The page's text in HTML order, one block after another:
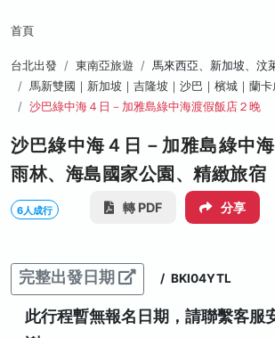
首頁
台北出發 東南亞旅遊
馬來西亞、新加坡、汶
馬新雙國｜新加坡｜吉隆坡｜沙巴｜檳城｜蘭
沙巴綠中海４日－加雅島綠中海渡假飯店２晚
沙巴綠中海４日－加雅島綠中
雨林、海島國家公園、精緻旅宿
6人成行 轉 PDF 分享
完整出發日期 / BKI04YTL
此行程暫無報名日期，請聯繫客服